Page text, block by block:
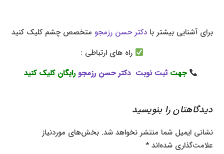
برای آشنایی بیشتر بادکتر حسن رزمجو متخصص چشم کلیک کنید
راه های ارتباطی :
جهتثبت نوبت دکتر حسن رزمجورایگان کلیک کنید
دیدگاهتان را بنویسید
نشانی ایمیل شما منتشر نخواهد شد. بخش‌های موردنیاز
علامت‌گذاری شده‌اند*